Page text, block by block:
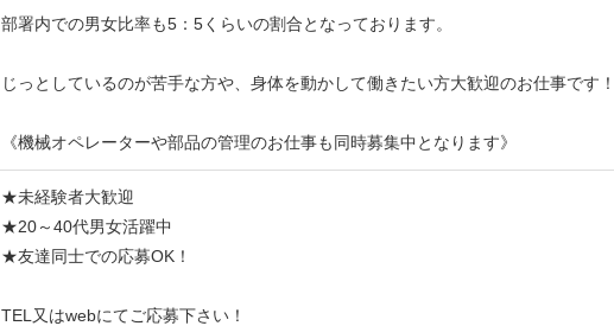
部署内での男女比率も5：5くらいの割合となっております。
じっとしているのが苦手な方や、身体を動かして働きたい方大歓迎のお仕事です！
《機械オペレーターや部品の管理のお仕事も同時募集中となります》
★未経験者大歓迎
★20～40代男女活躍中
★友達同士での応募OK！
TEL又はwebにてご応募下さい！